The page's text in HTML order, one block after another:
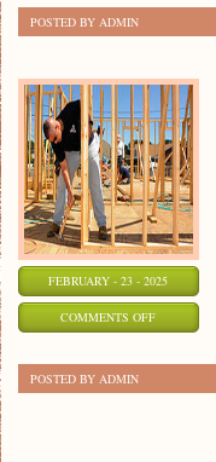
POSTED BY ADMIN
FEBRUARY - 23 - 2025
COMMENTS OFFON
POSTED BY ADMIN